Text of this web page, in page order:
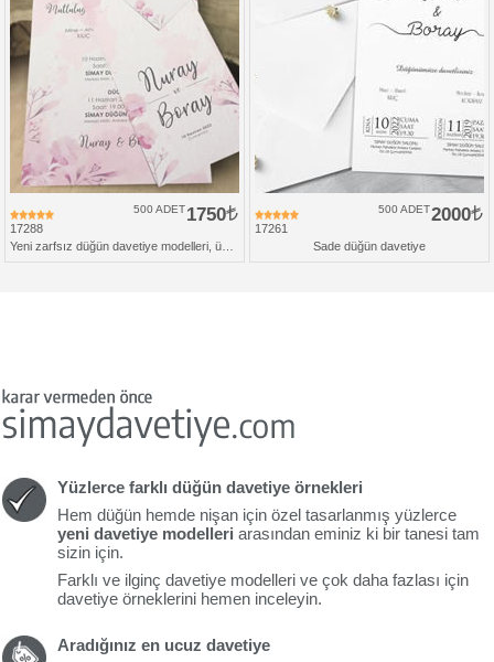
17288
1750
500 ADET
17261
2000
500 ADET
Sade düğün davetiye
Yüzlerce farklı düğün davetiye örnekleri
Hem düğün hemde nişan için özel tasarlanmış yüzlerce
yeni davetiye modelleri arasından eminiz ki bir tanesi tam
sizin için.
Farklı ve ilginç davetiye modelleri ve çok daha fazlası için
davetiye örneklerini hemen inceleyin.
Aradığınız en ucuz davetiye